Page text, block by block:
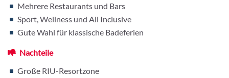
Mehrere Restaurants und Bars
Sport, Wellness und All Inclusive
Gute Wahl für klassische Badeferien
Nachteile
Große RIU-Resortzone